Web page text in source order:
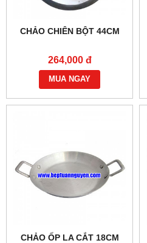
CHẢO CHIÊN BỘT 44CM
264,000 đ
MUA NGAY
CHẢO ỐP LA CẮT 18CM